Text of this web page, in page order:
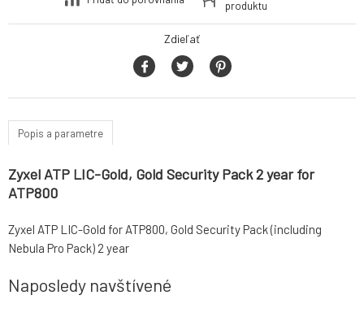
produktu
Zdieľať
Popis a parametre
Zyxel ATP LIC-Gold, Gold Security Pack 2 year for
ATP800
Zyxel ATP LIC-Gold for ATP800, Gold Security Pack (including
Nebula Pro Pack) 2 year
Naposledy navštívené